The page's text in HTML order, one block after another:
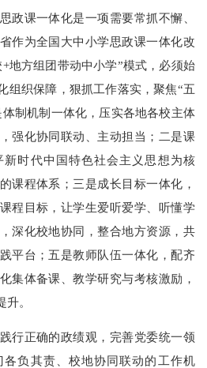
课一体化是一项需要常抓不懈、
作为全国大中小学思政课一体化改
地方组团带动中小学”模式，必须始
组织保障，狠抓工作落实，聚焦“五
制机制一体化，压实各地各校主体
强化协同联动、主动担当；二是课
时代中国特色社会主义思想为核
课程体系；三是成长目标一体化，
程目标，让学生爱听爱学、听懂学
深化校地协同，整合地方资源，共
平台；五是教师队伍一体化，配齐
集体备课、教学研究与考核激励，
。
正确的政绩观，完善党委统一领
负其责、校地协同联动的工作机